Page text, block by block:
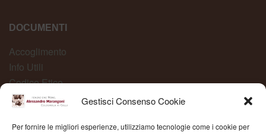
Gestisci Consenso Cookie
Per fornire le migliori esperienze, utilizziamo tecnologie come i cookie per
DOCUMENTI
Accoglimento
Info Utili
Codice Etico
Carta dei Servizi
Whistleblowing